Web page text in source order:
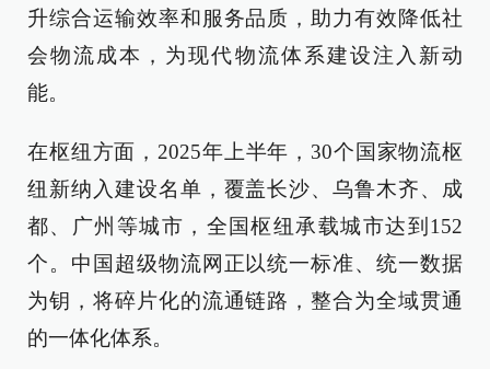
升综合运输效率和服务品质，助力有效降低社
会物流成本，为现代物流体系建设注入新动
能。
在枢纽方面，2025年上半年，30个国家物流枢
纽新纳入建设名单，覆盖长沙、乌鲁木齐、成
都、广州等城市，全国枢纽承载城市达到152
个。中国超级物流网正以统一标准、统一数据
为钥，将碎片化的流通链路，整合为全域贯通
的一体化体系。